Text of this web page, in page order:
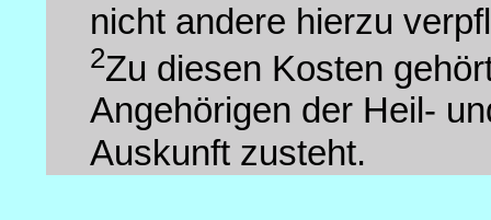
nicht andere hierzu
2Zu diesen Kosten
Angehörigen der Heil-
Auskunft zusteht.